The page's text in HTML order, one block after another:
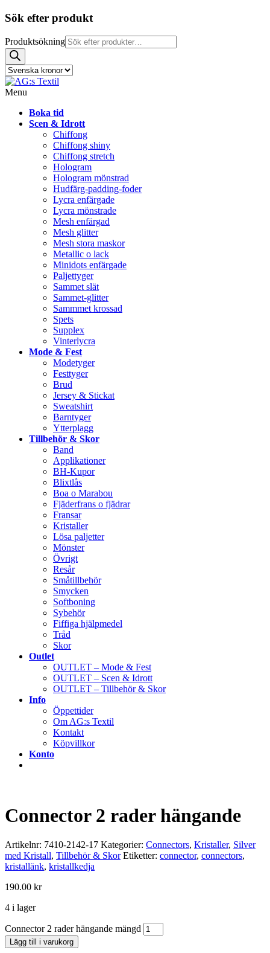
Sök efter produkt
Produktsökning
Menu
Boka tid
Scen & Idrott
Chiffong
Chiffong shiny
Chiffong stretch
Hologram
Hologram mönstrad
Hudfärg-padding-foder
Lycra enfärgade
Lycra mönstrade
Mesh enfärgad
Mesh glitter
Mesh stora maskor
Metallic o lack
Minidots enfärgade
Paljettyger
Sammet slät
Sammet-glitter
Sammmet krossad
Spets
Supplex
Vinterlycra
Mode & Fest
Modetyger
Festtyger
Brud
Jersey & Stickat
Sweatshirt
Barntyger
Ytterplagg
Tillbehör & Skor
Band
Applikationer
BH-Kupor
Blixtlås
Boa o Marabou
Fjäderfrans o fjädrar
Fransar
Kristaller
Lösa paljetter
Mönster
Övrigt
Resår
Småtillbehör
Smycken
Softboning
Sybehör
Fiffiga hjälpmedel
Tråd
Skor
Outlet
OUTLET – Mode & Fest
OUTLET – Scen & Idrott
OUTLET – Tillbehör & Skor
Info
Öppettider
Om AG:s Textil
Kontakt
Köpvillkor
Konto
Connector 2 rader hängande
Artikelnr: 7410-2142-17 Kategorier: Connectors, Kristaller, Silver
med Kristall, Tillbehör & Skor Etiketter: connector, connectors,
kristallänk, kristallkedja
190.00 kr
4 i lager
Connector 2 rader hängande mängd
Lägg till i varukorg